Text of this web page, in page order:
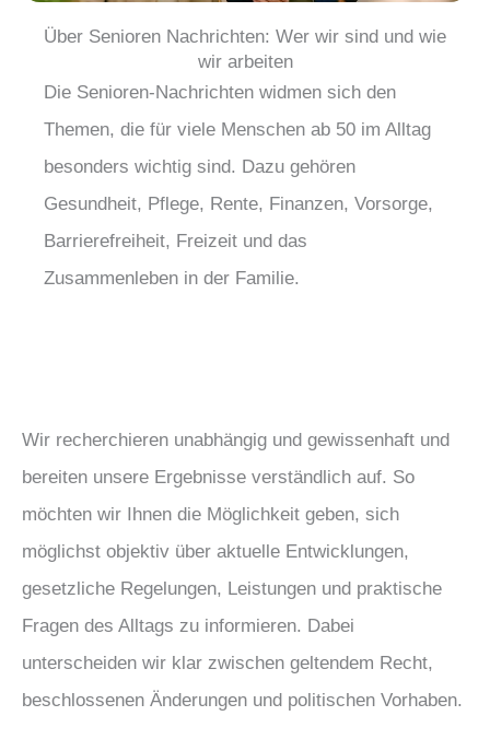
Über Senioren Nachrichten: Wer wir sind und wie
wir arbeiten
Die Senioren-Nachrichten widmen sich den
Themen, die für viele Menschen ab 50 im Alltag
besonders wichtig sind. Dazu gehören
Gesundheit, Pflege, Rente, Finanzen, Vorsorge,
Barrierefreiheit, Freizeit und das
Zusammenleben in der Familie.
Wir recherchieren unabhängig und gewissenhaft und
bereiten unsere Ergebnisse verständlich auf. So
möchten wir Ihnen die Möglichkeit geben, sich
möglichst objektiv über aktuelle Entwicklungen,
gesetzliche Regelungen, Leistungen und praktische
Fragen des Alltags zu informieren. Dabei
unterscheiden wir klar zwischen geltendem Recht,
beschlossenen Änderungen und politischen Vorhaben.